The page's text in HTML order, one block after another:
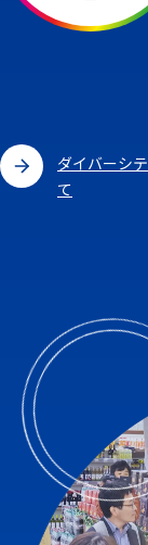
ダイバーシ
て